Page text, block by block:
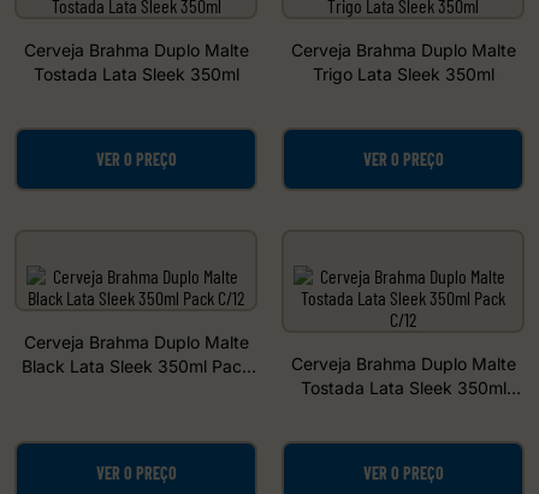
Cerveja Brahma Duplo Malte
Tostada Lata Sleek 350ml
VER O PREÇO
Cerveja Brahma Duplo Malte
Trigo Lata Sleek 350ml
VER O PREÇO
Cerveja Brahma Duplo Malte
Black Lata Sleek 350ml Pack
VER O PREÇO
Cerveja Brahma Duplo Malte
Tostada Lata Sleek 350ml
VER O PREÇO